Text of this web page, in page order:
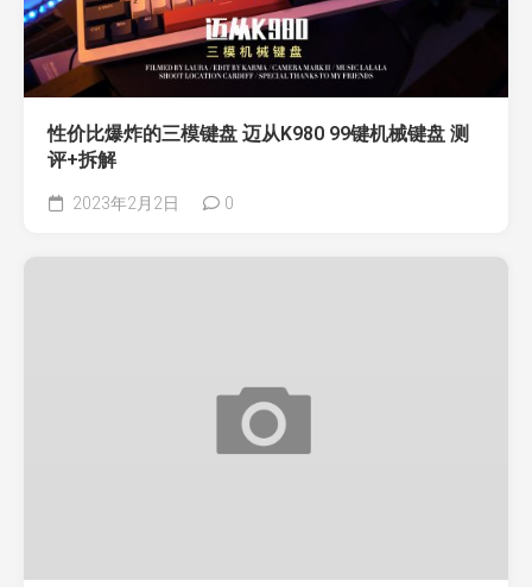
性价比爆炸的三模键盘 迈从K980 99键机械键盘 测
评+拆解
2023年2月2日 0